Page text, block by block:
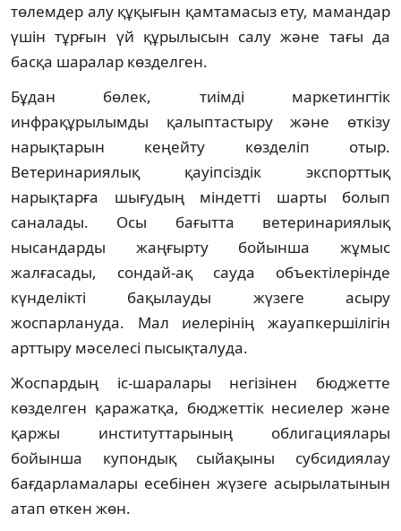
төлемдер алу құқығын қамтамасыз ету, мамандар
үшін тұрғын үй құрылысын салу және тағы да
басқа шаралар көзделген.
Бұдан бөлек, тиімді маркетингтік
инфрақұрылымды қалыптастыру және өткізу
нарықтарын кеңейту көзделіп отыр.
Ветеринариялық қауіпсіздік экспорттық
нарықтарға шығудың міндетті шарты болып
саналады. Осы бағытта ветеринариялық
нысандарды жаңғырту бойынша жұмыс
жалғасады, сондай-ақ сауда объектілерінде
күнделікті бақылауды жүзеге асыру
жоспарлануда. Мал иелерінің жауапкершілігін
арттыру мәселесі пысықталуда.
Жоспардың іс-шаралары негізінен бюджетте
көзделген қаражатқа, бюджеттік несиелер және
қаржы институттарының облигациялары
бойынша купондық сыйақыны субсидиялау
бағдарламалары есебінен жүзеге асырылатынын
атап өткен жөн.